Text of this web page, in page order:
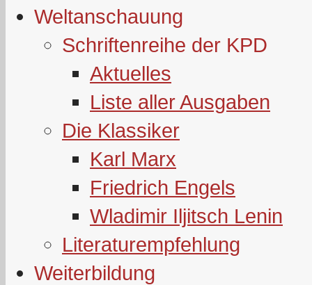
Weltanschauung
Schriftenreihe der KPD
Aktuelles
Liste aller Ausgaben
Die Klassiker
Karl Marx
Friedrich Engels
Wladimir Iljitsch Lenin
Literaturempfehlung
Weiterbildung